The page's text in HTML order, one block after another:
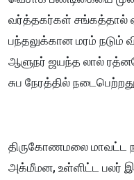
வர்த்தகர்கள் சங்கத்தால்
பந்தலுக்கான மரம் நடும்
ஆளுநர் ஜயந்த லால்
சுப நேரத்தில்
திருகோணமலை மாவட்ட
அக்மீமன, உள்ளிட்ட பலர்